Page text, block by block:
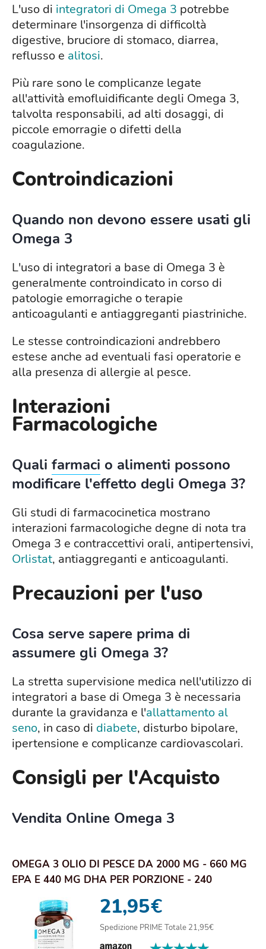
L'uso di integratori di Omega 3 potrebbe
determinare l'insorgenza di difficoltà
digestive, bruciore di stomaco, diarrea,
reflusso e alitosi.
Più rare sono le complicanze legate
all'attività emofluidificante degli Omega 3,
talvolta responsabili, ad alti dosaggi, di
piccole emorragie o difetti della
coagulazione.
Controindicazioni
Quando non devono essere usati gli
Omega 3
L'uso di integratori a base di Omega 3 è
generalmente controindicato in corso di
patologie emorragiche o terapie
anticoagulanti e antiaggreganti piastriniche.
Le stesse controindicazioni andrebbero
estese anche ad eventuali fasi operatorie e
alla presenza di allergie al pesce.
Interazioni
Farmacologiche
Quali farmaci o alimenti possono
modificare l'effetto degli Omega 3?
Gli studi di farmacocinetica mostrano
interazioni farmacologiche degne di nota tra
Omega 3 e contraccettivi orali, antipertensivi,
Orlistat, antiaggreganti e anticoagulanti.
Precauzioni per l'uso
Cosa serve sapere prima di
assumere gli Omega 3?
La stretta supervisione medica nell'utilizzo di
integratori a base di Omega 3 è necessaria
durante la gravidanza e l'allattamento al
seno, in caso di diabete, disturbo bipolare,
ipertensione e complicanze cardiovascolari.
Consigli per l'Acquisto
Vendita Online Omega 3
OMEGA 3 OLIO DI PESCE DA 2000 MG - 660 MG
EPA E 440 MG DHA PER PORZIONE - 240
21,95€
Spedizione PRIME Totale 21,95€